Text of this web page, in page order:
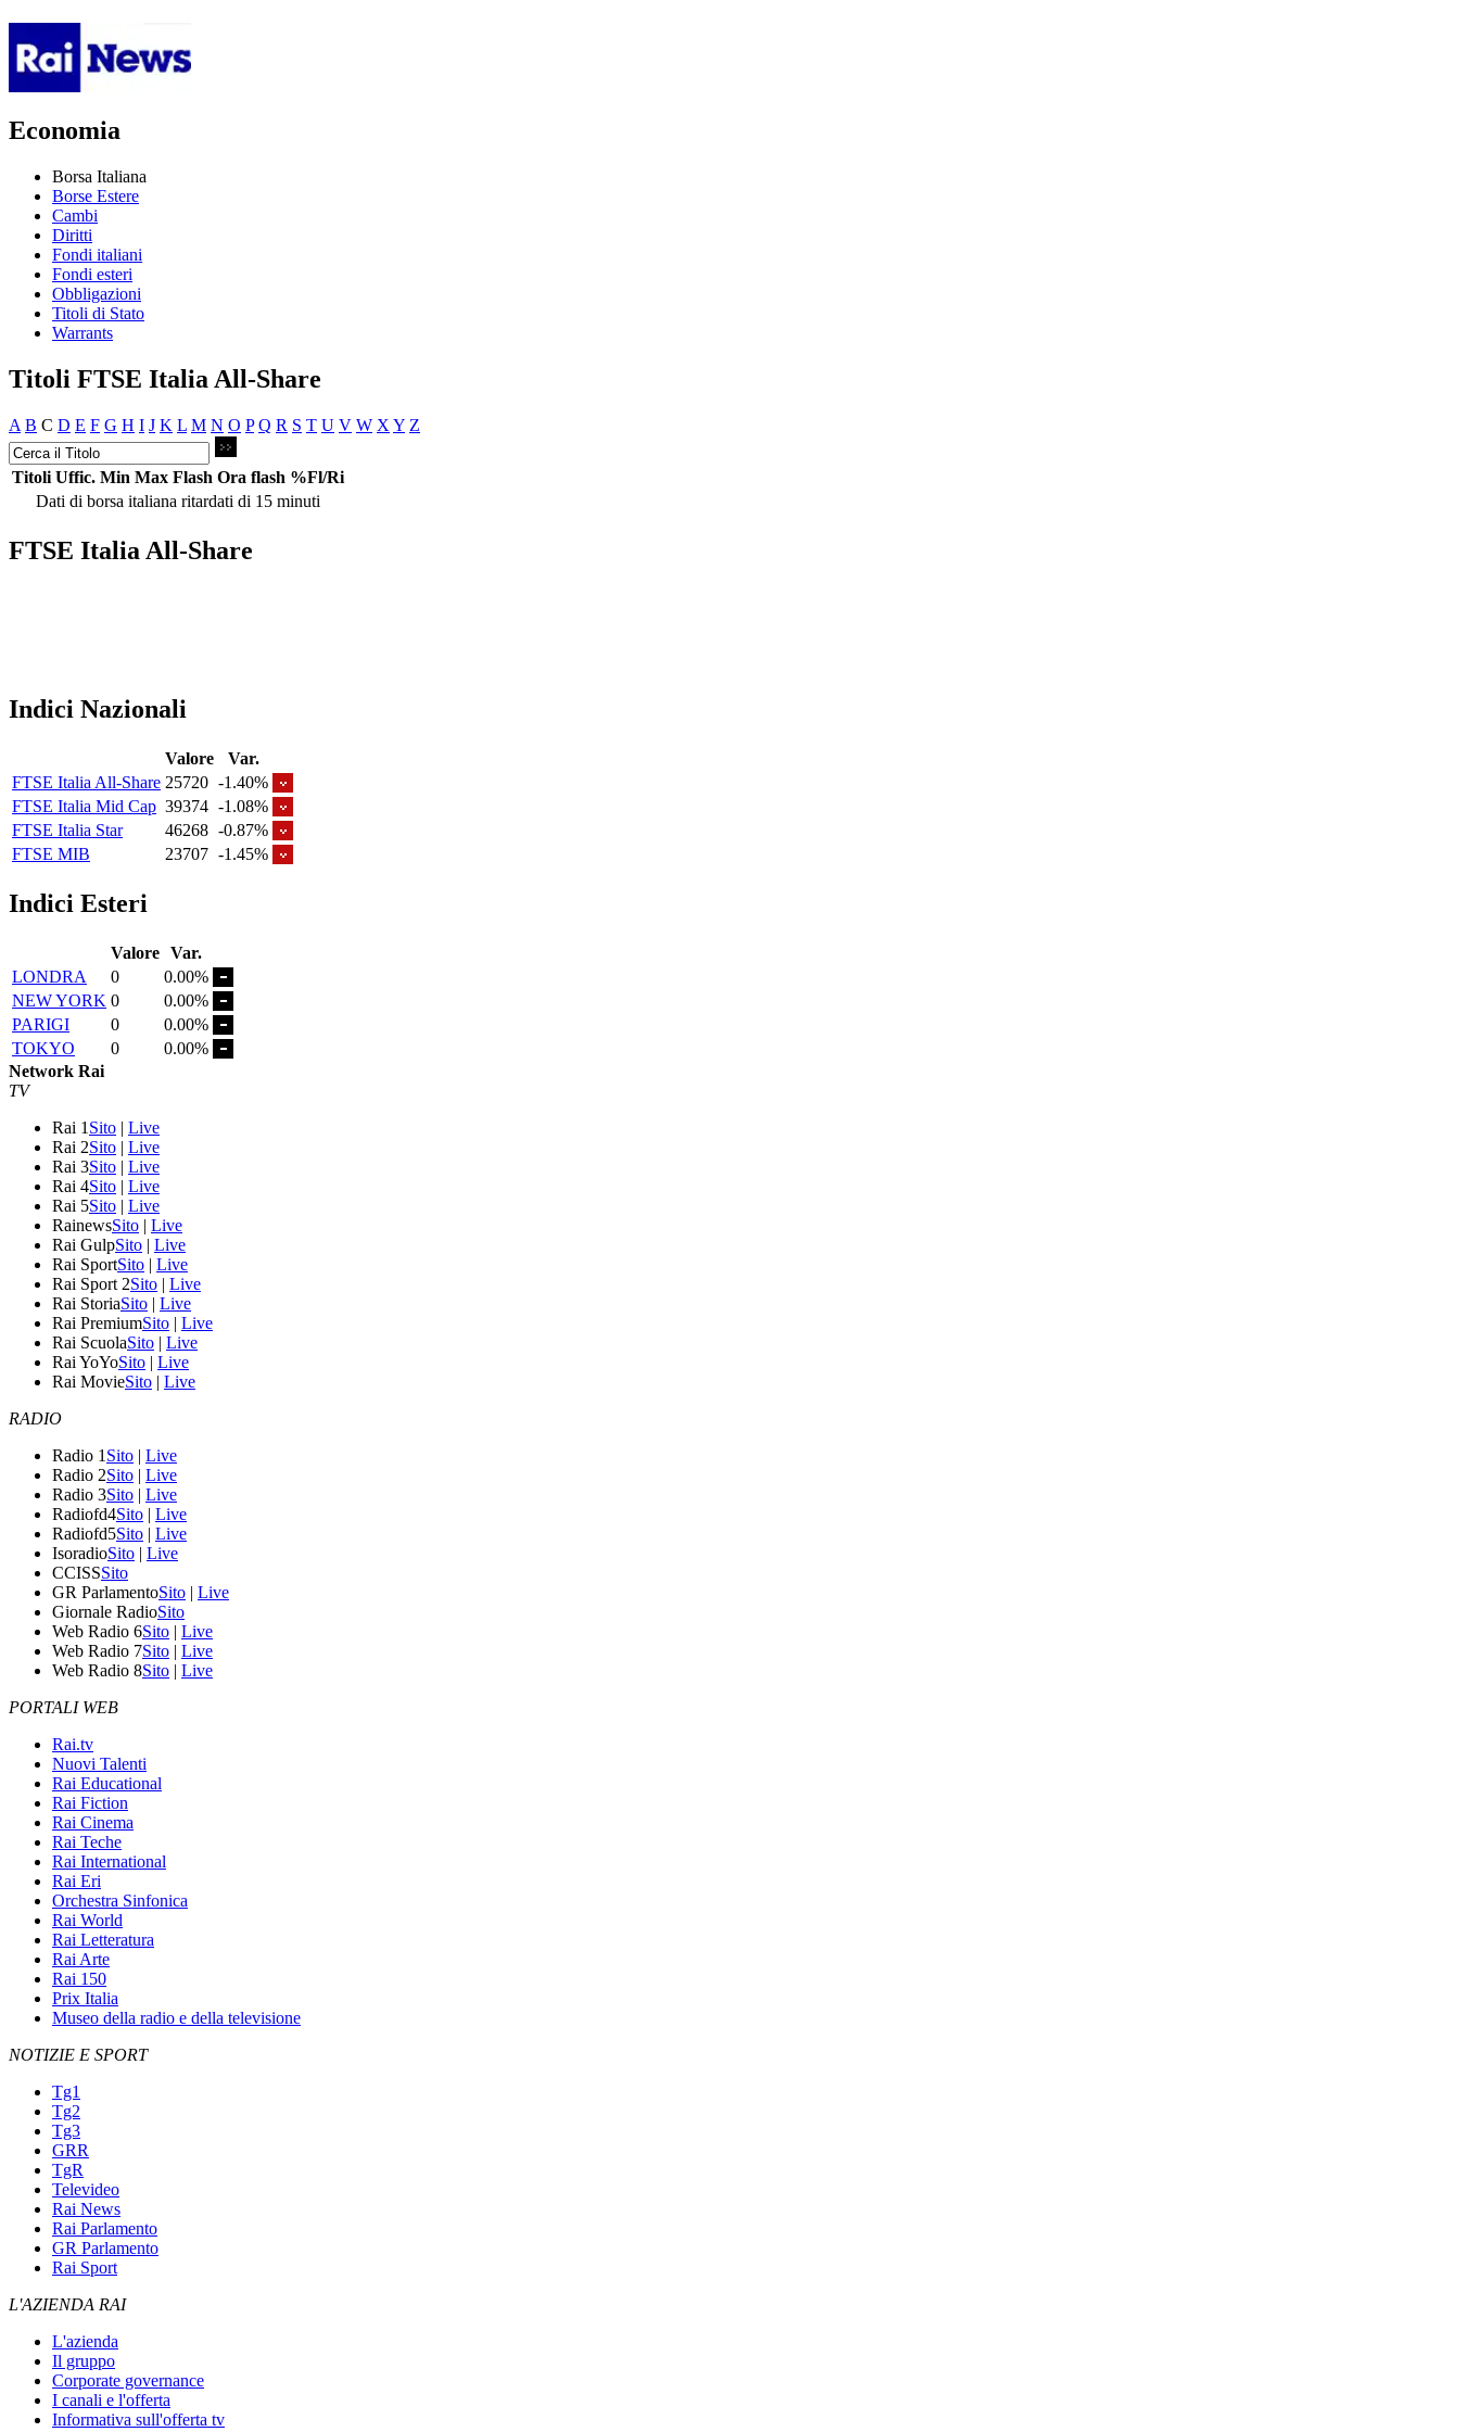
Economia
Borsa Italiana
Borse Estere
Cambi
Diritti
Fondi italiani
Fondi esteri
Obbligazioni
Titoli di Stato
Warrants
Titoli FTSE Italia All-Share
A B C D E F G H I J K L M N O P Q R S T U V W X Y Z
Titoli Uffic. Min Max Flash Ora flash %Fl/Ri
Dati di borsa italiana ritardati di 15 minuti
FTSE Italia All-Share
Indici Nazionali
Valore
Var.
FTSE Italia All-Share 25720 -1.40%
FTSE Italia Mid Cap 39374 -1.08%
FTSE Italia Star
46268 -0.87%
FTSE MIB
23707 -1.45%
Indici Esteri
Valore Var.
LONDRA
0
0.00%
NEW YORK 0
0.00%
PARIGI
0
0.00%
TOKYO
0
0.00%
Network Rai
TV
Rai 1 Sito | Live
Rai 2Sito | Live
Rai 3Sito | Live
Rai 4Sito | Live
Rai 5Sito | Live
RainewsSito | Live
Rai GulpSito | Live
Rai SportSito | Live
Rai Sport 2Sito | Live
Rai StoriaSito | Live
Rai PremiumSito | Live
Rai ScuolaSito | Live
Rai YoYoSito | Live
Rai MovieSito | Live
RADIO
Radio 1 Sito | Live
Radio 2Sito | Live
Radio 3Sito | Live
Radiofd4Sito | Live
Radiofd5Sito | Live
IsoradioSito | Live
CCISSSito
GR ParlamentoSito | Live
Giornale RadioSito
Web Radio 6Sito | Live
Web Radio 7Sito | Live
Web Radio 8Sito | Live
PORTALI WEB
Rai.tv
Nuovi Talenti
Rai Educational
Rai Fiction
Rai Cinema
Rai Teche
Rai International
Rai Eri
Orchestra Sinfonica
Rai World
Rai Letteratura
Rai Arte
Rai 150
Prix Italia
Museo della radio e della televisione
NOTIZIE E SPORT
Tg1
Tg2
Tg3
GRR
TgR
Televideo
Rai News
Rai Parlamento
GR Parlamento
Rai Sport
L'AZIENDA RAI
L'azienda
Il gruppo
Corporate governance
I canali e l'offerta
Informativa sull'offerta tv